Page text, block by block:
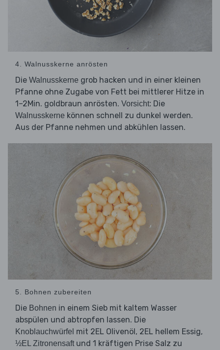
4. Walnusskerne anrösten
Die Walnusskerne grob hacken und in einer kleinen
Pfanne ohne Zugabe von Fett bei mittlerer Hitze in
1–2Min. goldbraun anrösten. Vorsicht: Die
Walnusskerne können schnell zu dunkel werden.
Aus der Pfanne nehmen und abkühlen lassen.
5. Bohnen zubereiten
Die Bohnen in einem Sieb mit kaltem Wasser
abspülen und abtropfen lassen. Die
Knoblauchwürfel mit 2EL Olivenöl, 2EL hellem Essig,
½EL Zitronensaftund 1 kräftigen Prise Salz zu